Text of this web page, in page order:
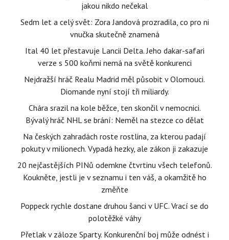
jakou nikdo nečekal
Sedm let a celý svět: Zora Jandová prozradila, co pro ni
vnučka skutečně znamená
Ital 40 let přestavuje Lancii Delta. Jeho dakar-safari
verze s 500 koňmi nemá na světě konkurenci
Nejdražší hráč Realu Madrid měl působit v Olomouci.
Diomande nyní stojí tři miliardy.
Chára srazil na kole běžce, ten skončil v nemocnici.
Bývalý hráč NHL se brání: Neměl na stezce co dělat
Na českých zahradách roste rostlina, za kterou padají
pokuty v milionech. Vypadá hezky, ale zákon ji zakazuje
20 nejčastějších PINů odemkne čtvrtinu všech telefonů.
Koukněte, jestli je v seznamu i ten váš, a okamžitě ho
změňte
Poppeck rychle dostane druhou šanci v UFC. Vrací se do
polotěžké váhy
Přetlak v záloze Sparty. Konkurenční boj může odnést i